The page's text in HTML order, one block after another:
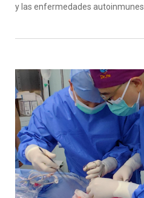
y las enfermedades autoinmunes.